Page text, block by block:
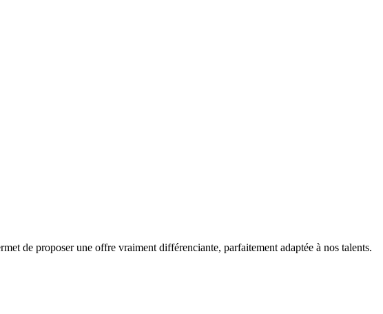
de proposer une offre vraiment différenciante, parfaitement adaptée à nos talents.